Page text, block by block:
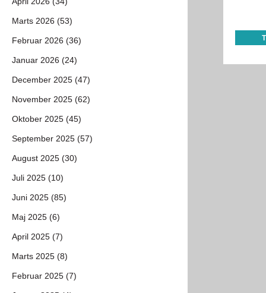
Marts 2026 (53)
Februar 2026 (36)
Januar 2026 (24)
December 2025 (47)
November 2025 (62)
Oktober 2025 (45)
September 2025 (57)
August 2025 (30)
Juli 2025 (10)
Juni 2025 (85)
Maj 2025 (6)
April 2025 (7)
Marts 2025 (8)
Februar 2025 (7)